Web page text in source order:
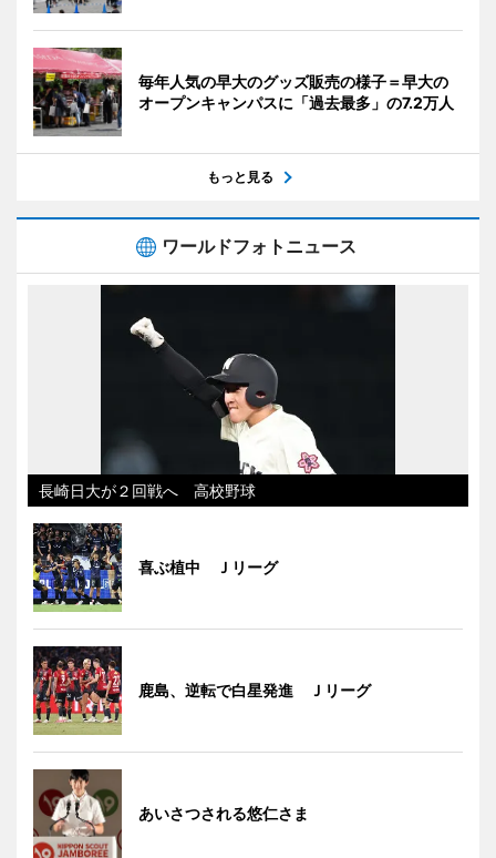
毎年人気の早大のグッズ販売の様子＝早大の
オープンキャンパスに「過去最多」の7.2万人
もっと見る
ワールドフォトニュース
長崎日大が２回戦へ 高校野球
喜ぶ植中 Ｊリーグ
鹿島、逆転で白星発進 Ｊリーグ
あいさつされる悠仁さま